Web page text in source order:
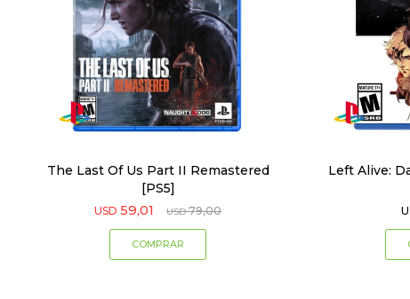
The Last Of Us Part II Remastered
[PS5]
USD 59,01 USD 79,00
Left Alive: